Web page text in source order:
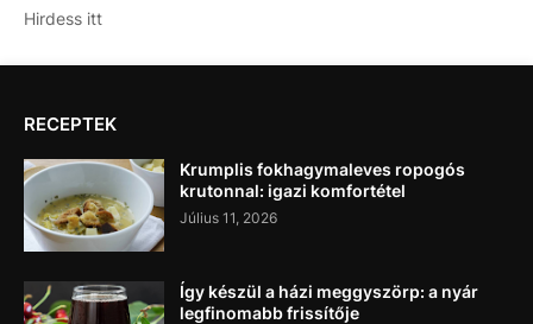
Hirdess itt
RECEPTEK
Krumplis fokhagymaleves ropogós
krutonnal: igazi komfortétel
Július 11, 2026
Így készül a házi meggyszörp: a nyár
legfinomabb frissítője